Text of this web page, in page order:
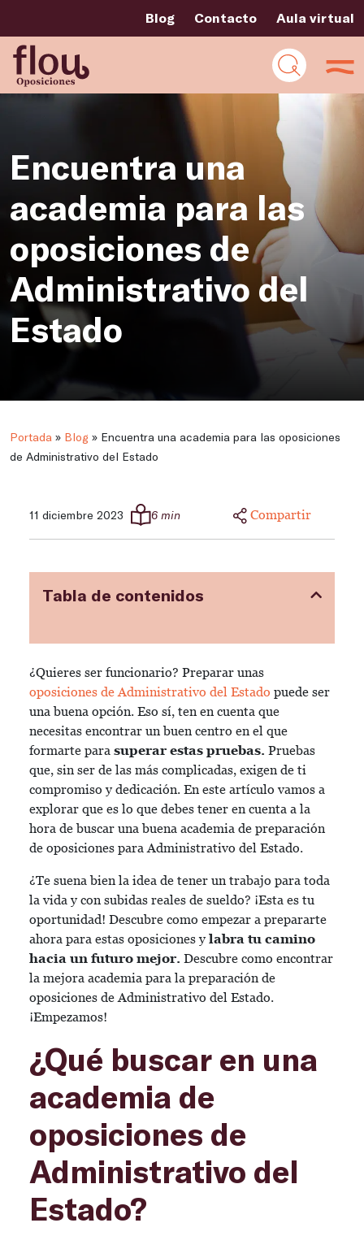
Blog Contacto Aula virtual
Encuentra una
academia para las
oposiciones de
Administrativo del
Estado
Portada » Blog » Encuentra una academia para las oposiciones
de Administrativo del Estado
11 diciembre 2023 6 min Compartir
Tabla de contenidos
¿Quieres ser funcionario? Preparar unas
oposiciones de Administrativo del Estado puede ser
una buena opción. Eso sí, ten en cuenta que
necesitas encontrar un buen centro en el que
formarte para superar estas pruebas. Pruebas
que, sin ser de las más complicadas, exigen de ti
compromiso y dedicación. En este artículo vamos a
explorar que es lo que debes tener en cuenta a la
hora de buscar una buena academia de preparación
de oposiciones para Administrativo del Estado.
¿Te suena bien la idea de tener un trabajo para toda
la vida y con subidas reales de sueldo? ¡Esta es tu
oportunidad! Descubre como empezar a prepararte
ahora para estas oposiciones y labra tu camino
hacia un futuro mejor. Descubre como encontrar
la mejora academia para la preparación de
oposiciones de Administrativo del Estado.
¡Empezamos!
¿Qué buscar en una
academia de
oposiciones de
Administrativo del
Estado?